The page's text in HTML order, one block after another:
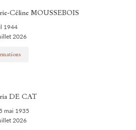
Céline MOUSSEBOIS
1944
2026
DE CAT
mai 1935
2026